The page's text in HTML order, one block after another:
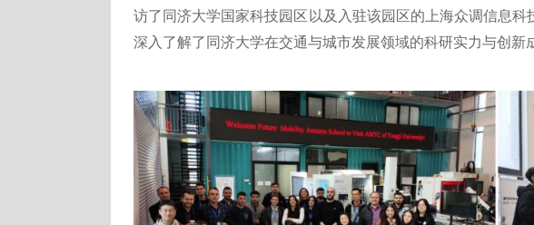
访了同济大学国家科技园区以及入驻该园区的上海众调信息科
深入了解了同济大学在交通与城市发展领域的科研实力与创新